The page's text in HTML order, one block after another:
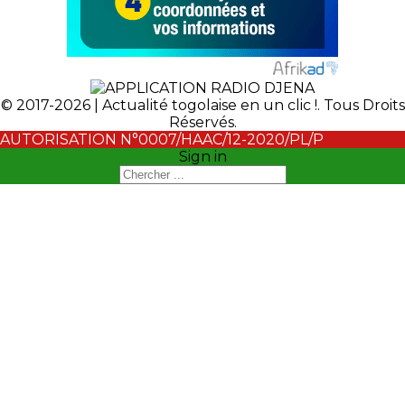
© 2017-2026 | Actualité togolaise en un clic !. Tous Droits
Réservés.
AUTORISATION N°0007/HAAC/12-2020/PL/P
Sign in